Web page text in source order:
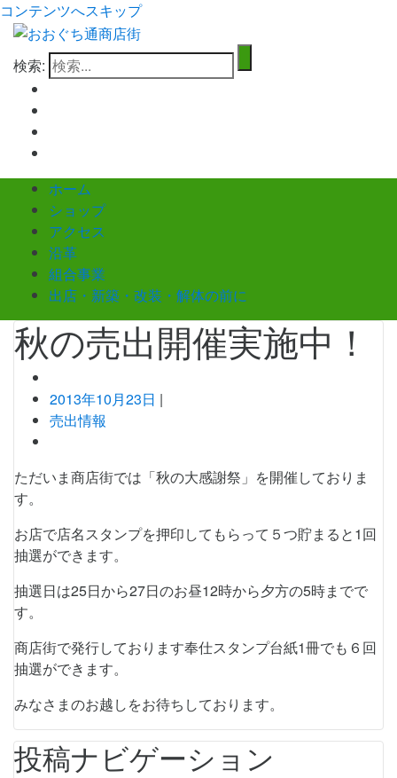
コンテンツへスキップ
検索:
ホーム
ショップ
アクセス
沿革
組合事業
出店・新築・改装・解体の前に
秋の売出開催実施中！
2013年10月23日 |
売出情報
ただいま商店街では「秋の大感謝祭」を開催しておりま
す。
お店で店名スタンプを押印してもらって５つ貯まると1回
抽選ができます。
抽選日は25日から27日のお昼12時から夕方の5時までで
す。
商店街で発行しております奉仕スタンプ台紙1冊でも６回
抽選ができます。
みなさまのお越しをお待ちしております。
投稿ナビゲーション